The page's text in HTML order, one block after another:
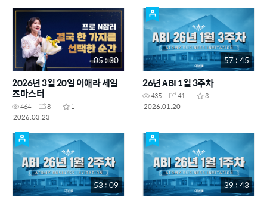
05 : 30
2026년 3월 20일 이애라 세일
즈마스터
464 8
1
2026.03.23
57 : 45
26년 ABI 1월 3주차
435 41
3
2026.01.20
53 : 09 39 : 43